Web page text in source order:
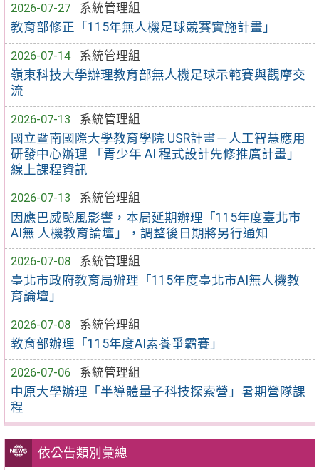
2026-07-27
系統管理組
教育部修正「115年無人機足球競賽實施計畫」
2026-07-14
系統管理組
嶺東科技大學辦理教育部無人機足球示範賽與觀摩交
流
2026-07-13
系統管理組
國立暨南國際大學教育學院 USR計畫－人工智慧應用
研發中心辦理 「青少年 AI 程式設計先修推廣計畫」
線上課程資訊
2026-07-13
系統管理組
因應巴威颱風影響，本局延期辦理「115年度臺北市
AI無 人機教育論壇」，調整後日期將另行通知
2026-07-08
系統管理組
臺北市政府教育局辦理「115年度臺北市AI無人機教
育論壇」
2026-07-08
系統管理組
教育部辦理「115年度AI素養爭霸賽」
2026-07-06
系統管理組
中原大學辦理「半導體量子科技探索營」暑期營隊課
程
依公告類別彙總